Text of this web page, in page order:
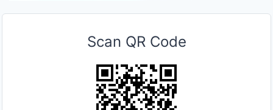
Scan QR Code